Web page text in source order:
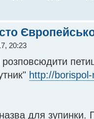
20:23
http://
для зупинки.